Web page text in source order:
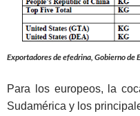
Exportadores de efedrina, Gobierno de
Para los europeos, la
Sudamérica y los